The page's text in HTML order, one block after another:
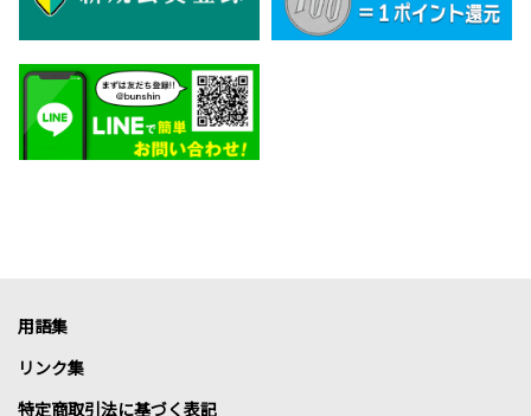
用語集
リンク集
特定商取引法に基づく表記